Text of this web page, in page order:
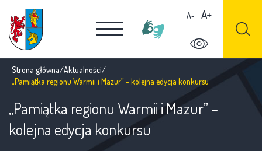
A- A+
Strona główna/Aktualności/
„Pamiątka regionu Warmii i Mazur” – kolejna edycja konkursu
„Pamiątka regionu Warmii i Mazur” –
kolejna edycja konkursu